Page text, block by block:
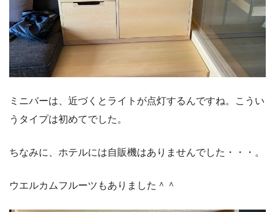
ミニバーは、近づくとライトが点灯するんですね。こうい
うタイプは初めてでした。
ちなみに、ホテルには自販機はありませんでした・・・。
ウエルカムフルーツもありました＾＾